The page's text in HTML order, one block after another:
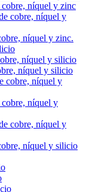
níquel y zinc
cobre, níquel y
níquel y zinc.
níquel y silicio
níquel y silicio
cobre, níquel y
níquel y
cobre, níquel y
níquel y silicio